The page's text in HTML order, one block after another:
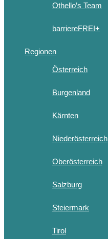
Othello’s Team
barriereFREI+
Regionen
Österreich
Burgenland
Kärnten
Niederösterreich
Oberösterreich
Salzburg
Steiermark
Tirol